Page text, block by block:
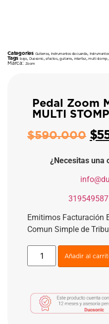
Categories Guitarras, Instrumentos de cuerda
Tags bajo ,Duosonic,efectos,guitarra interfaz,multi stomp
Marca: Zoom
Pedal Zoom
MULTI
$590.000 $
¿Necesitas una
Emitimos Facturación
Comun Simple de
Añadir al